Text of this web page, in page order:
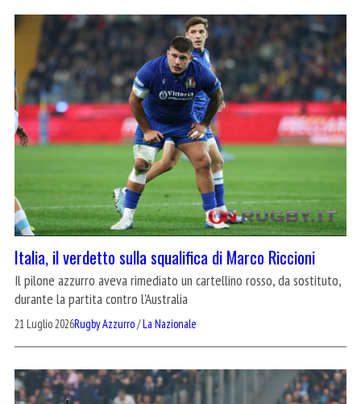
Italia, il verdetto sulla squalifica di Marco Riccioni
Il pilone azzurro aveva rimediato un cartellino rosso, da sostituto,
durante la partita contro l'Australia
21 Luglio 2026Rugby Azzurro/La Nazionale